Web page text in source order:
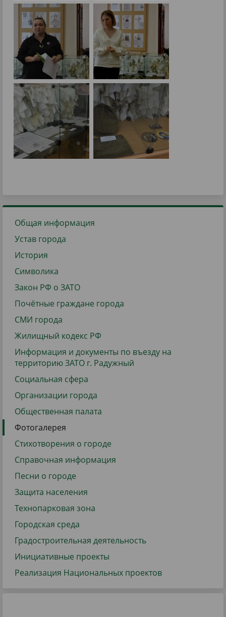
Общая информация
Устав города
История
Символика
Закон РФ о ЗАТО
Почётные граждане города
СМИ города
Жилищный кодекс РФ
Информация и документы по въезду на
территорию ЗАТО г. Радужный
Социальная сфера
Организации города
Общественная палата
Фотогалерея
Стихотворения о городе
Справочная информация
Песни о городе
Защита населения
Технопарковая зона
Городская среда
Градостроительная деятельность
Инициативные проекты
Реализация Национальных проектов